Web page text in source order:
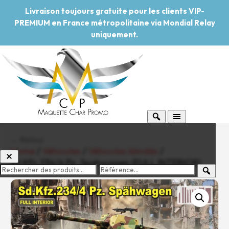
Livraison toujours gratuite pour les clients VIP-
PREMIUM en France métropolitaine via Mondial Relay
uniquement.
-20%Pouvoir d'achat
Home
Sd.Kfz.234/4 Pz. Spahwagen (FULL INTERIOR)